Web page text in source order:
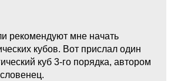
рекомендуют мне начать
кубов. Вот прислал один
куб 3-го порядка, автором